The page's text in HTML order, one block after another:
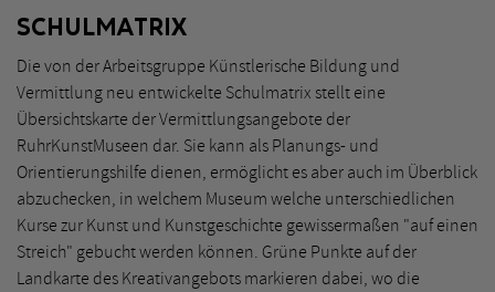
SCHULMATRIX
Die von der Arbeitsgruppe Künstlerische Bildung und
Vermittlung neu entwickelte Schulmatrix stellt eine
Übersichtskarte der Vermittlungsangebote der
RuhrKunstMuseen dar. Sie kann als Planungs- und
Orientierungshilfe dienen, ermöglicht es aber auch im Überblick
abzuchecken, in welchem Museum welche unterschiedlichen
Kurse zur Kunst und Kunstgeschichte gewissermaßen "auf einen
Streich" gebucht werden können. Grüne Punkte auf der
Landkarte des Kreativangebots markieren dabei, wo die